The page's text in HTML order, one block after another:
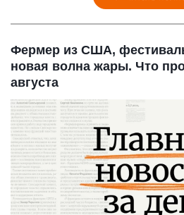
Фермер из США,
новая волна жары. Что
августа